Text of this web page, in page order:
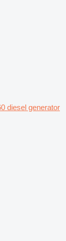
diesel generator